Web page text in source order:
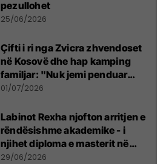
pezullohet
25/06/2026
Çifti i ri nga Zvicra zhvendoset
në Kosovë dhe hap kamping
familjar: "Nuk jemi penduar
asnjë ditë"
01/07/2026
Labinot Rexha njofton arritjen e
rëndësishme akademike - i
njihet diploma e masterit në
Psikologji në Zvicër
29/06/2026